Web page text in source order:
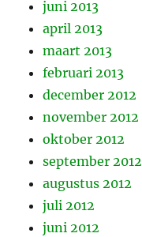
juni 2013
april 2013
maart 2013
februari 2013
december 2012
november 2012
oktober 2012
september 2012
augustus 2012
juli 2012
juni 2012